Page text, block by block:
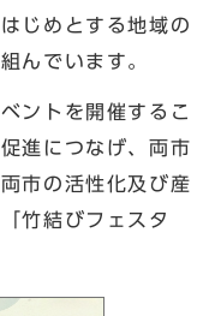
じめとする地域の
んでいます。
ントを開催するこ
進につなげ、両市
市の活性化及び産
竹結びフェスタ